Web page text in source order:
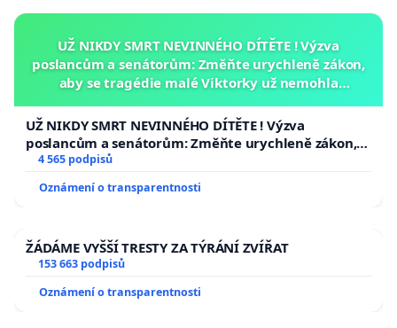
UŽ NIKDY SMRT NEVINNÉHO DÍTĚTE ! Výzva
poslancům a senátorům: Změňte urychleně zákon,
aby se tragédie malé Viktorky už nemohla
UŽ NIKDY SMRT NEVINNÉHO DÍTĚTE ! Výzva
poslancům a senátorům: Změňte urychleně zákon,
aby se tragédie malé Viktorky už nemohla opakovat!
4 565 podpisů
Oznámení o transparentnosti
ŽÁDÁME VYŠŠÍ TRESTY ZA TÝRÁNÍ ZVÍŘAT
153 663 podpisů
Oznámení o transparentnosti